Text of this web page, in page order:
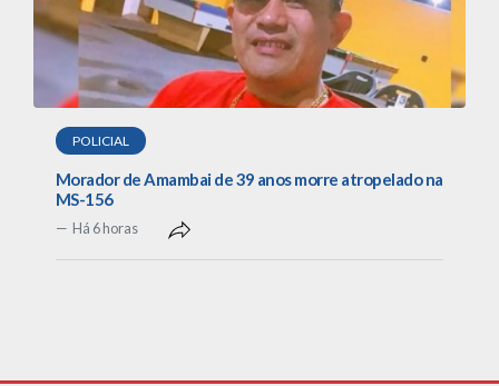
POLICIAL
Morador de Amambai de 39 anos morre atropelado na
MS-156
Há 6 horas